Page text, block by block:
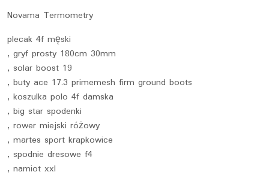
Novama Termometry
plecak 4f męski
, gryf prosty 180cm 30mm
, solar boost 19
, buty ace 17.3 primemesh firm ground boots
, koszulka polo 4f damska
, big star spodenki
, rower miejski różowy
, martes sport krapkowice
, spodnie dresowe f4
, namiot xxl